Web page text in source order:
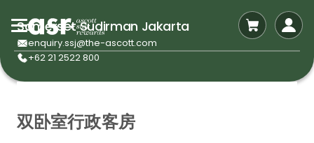
Somerset Sudirman Jakarta
enquiry.ssj@the-ascott.com
+62 21 2522 800
双卧室行政客房